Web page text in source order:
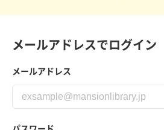
メールアドレスでログイン
メールアドレス